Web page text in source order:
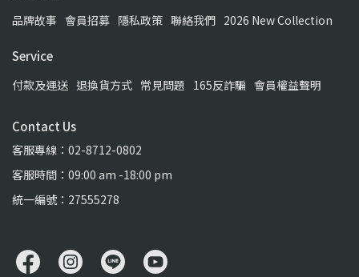
品牌故事 會員招募 隱私政策 聯絡我們 2026 New Collection
Service
付款及運送 退換貨方式 常見問題 165反詐騙 會員權益聲明
Contact Us
客服專線：02-8712-0802
客服時間：09:00 am -18:00 pm
統一編號：27555278